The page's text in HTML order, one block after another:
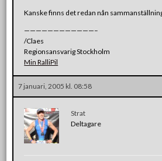
Kanske finns det redan nån
————————————–
/Claes
Regionsansvarig Stockholm
Min RalliPil
7 januari, 2005 kl. 08:58
Strat
Deltagare